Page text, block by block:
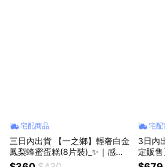
宅配商品
三日內出貨 【一之鄉】輕奢白金
鳳梨蜂蜜蛋糕(8片裝)_✨｜感謝
禮｜加油禮｜⭐️
宅配
3日內
定販
｜附限